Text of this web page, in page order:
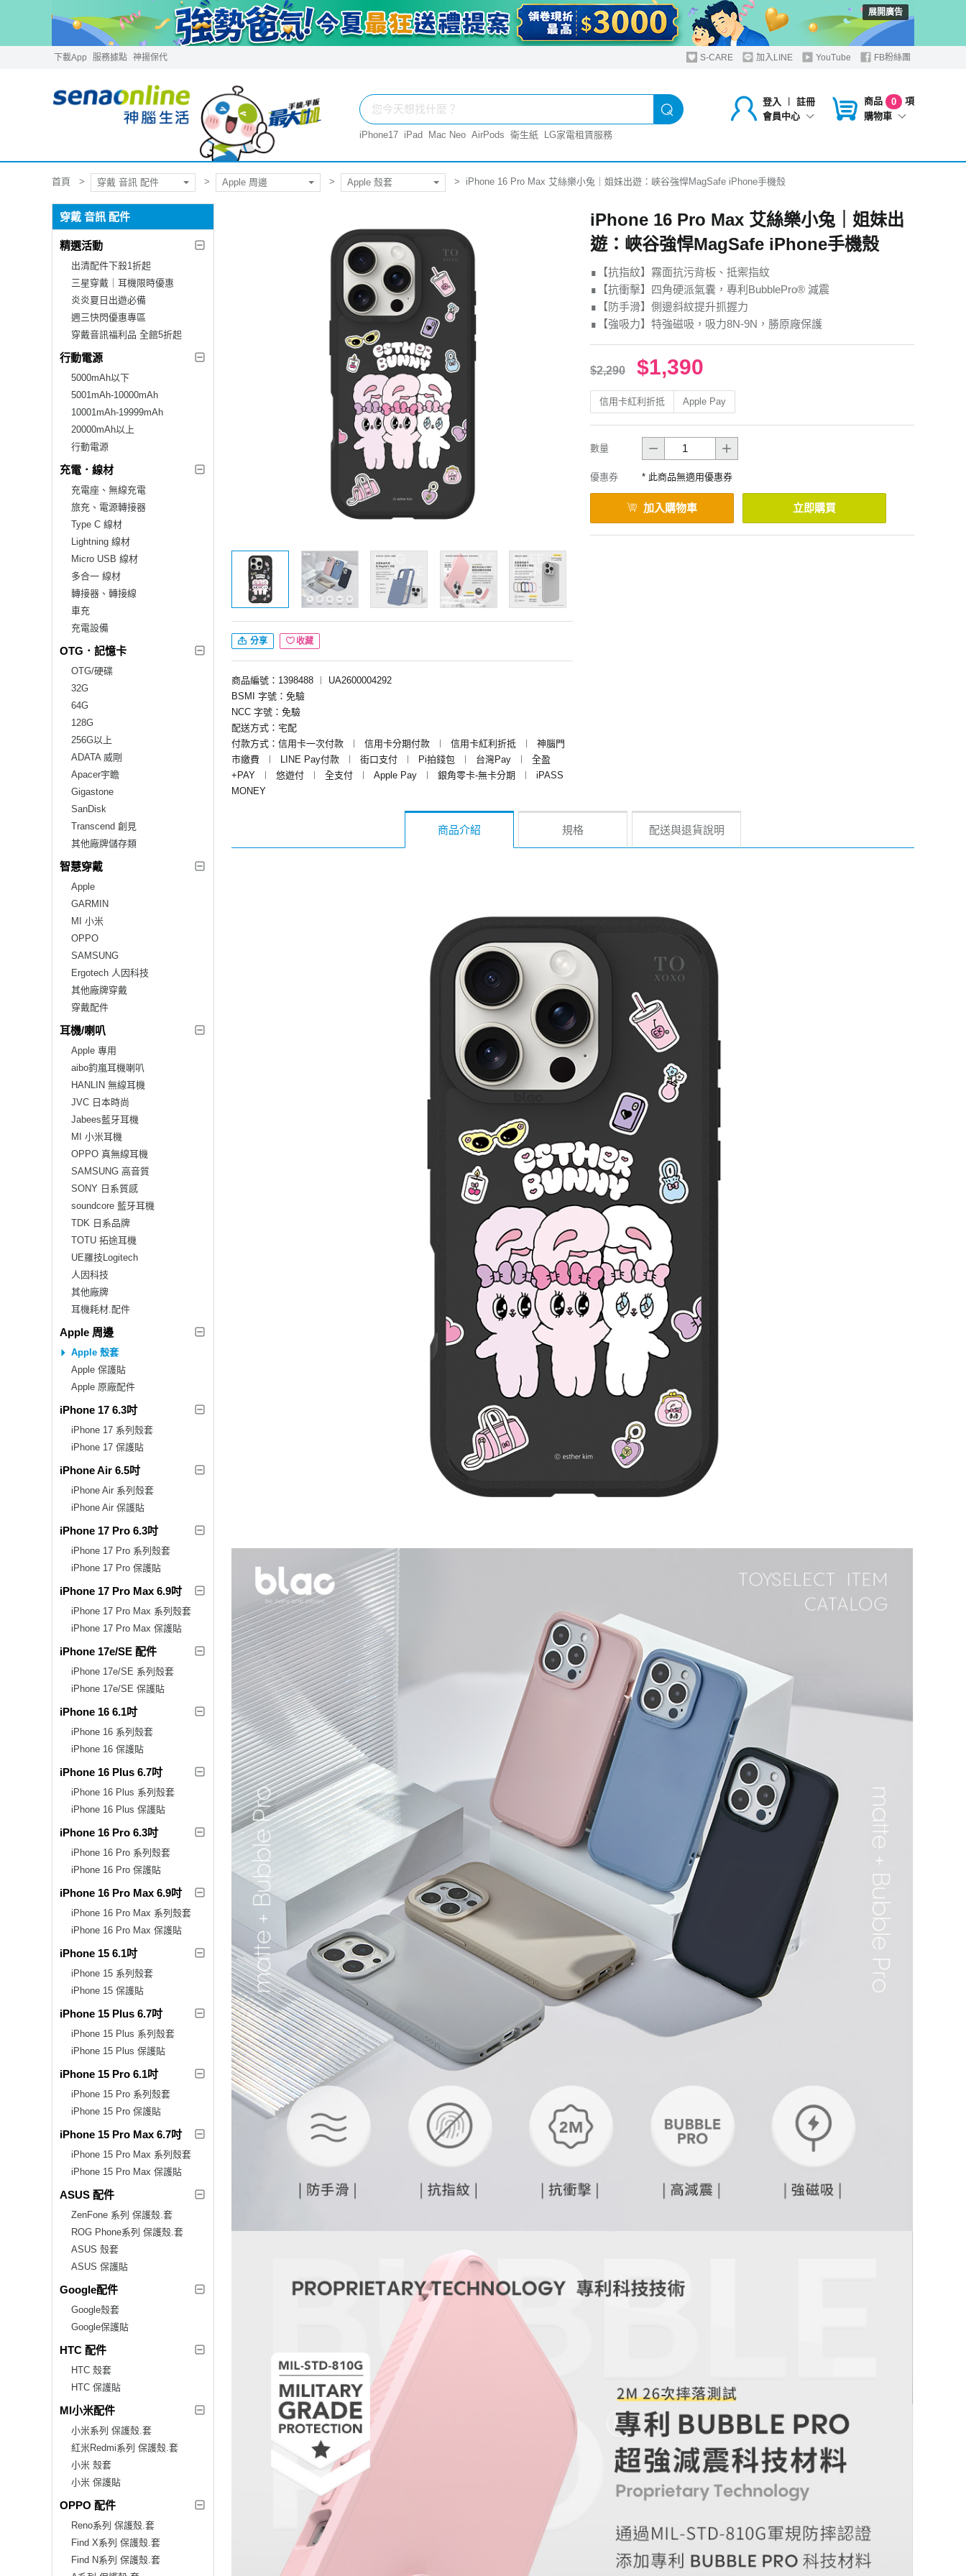
展開廣告
下載App 服務據點 神揚保代 S-CARE 加入LINE YouTube FB粉絲團
登入 ︱
註冊
會員中心
商品 0
項
購物車
iPhone17 iPad Mac Neo AirPods 衛生紙 LG家電租賃服務
首頁 穿戴 音訊 配件 Apple 周邊 Apple 殼套 iPhone 16 Pro Max 艾絲樂小兔｜姐妹出遊：峽谷強悍MagSafe iPhone手機殼
穿戴 音訊 配件
精選活動
出清配件下殺1折起
三星穿戴｜耳機限時優惠
炎炎夏日出遊必備
週三快閃優惠專區
穿戴音訊福利品 全館5折起
行動電源
5000mAh以下
5001mAh-10000mAh
10001mAh-19999mAh
20000mAh以上
行動電源
充電．線材
充電座、無線充電
旅充、電源轉接器
Type C 線材
Lightning 線材
Micro USB 線材
多合一 線材
轉接器、轉接線
車充
充電設備
OTG．記憶卡
OTG/硬碟
32G
64G
128G
256G以上
ADATA 威剛
Apacer宇瞻
Gigastone
SanDisk
Transcend 創見
其他廠牌儲存類
智慧穿戴
Apple
GARMIN
MI 小米
OPPO
SAMSUNG
Ergotech 人因科技
其他廠牌穿戴
穿戴配件
耳機/喇叭
Apple 專用
aibo鈞嵐耳機喇叭
HANLIN 無線耳機
JVC 日本時尚
Jabees藍牙耳機
MI 小米耳機
OPPO 真無線耳機
SAMSUNG 高音質
SONY 日系質感
soundcore 藍牙耳機
TDK 日系品牌
TOTU 拓途耳機
UE羅技Logitech
人因科技
其他廠牌
耳機耗材.配件
Apple 周邊
Apple 殼套
Apple 保護貼
Apple 原廠配件
iPhone 17 6.3吋
iPhone 17 系列殼套
iPhone 17 保護貼
iPhone Air 6.5吋
iPhone Air 系列殼套
iPhone Air 保護貼
iPhone 17 Pro 6.3吋
iPhone 17 Pro 系列殼套
iPhone 17 Pro 保護貼
iPhone 17 Pro Max 6.9吋
iPhone 17 Pro Max 系列殼套
iPhone 17 Pro Max 保護貼
iPhone 17e/SE 配件
iPhone 17e/SE 系列殼套
iPhone 17e/SE 保護貼
iPhone 16 6.1吋
iPhone 16 系列殼套
iPhone 16 保護貼
iPhone 16 Plus 6.7吋
iPhone 16 Plus 系列殼套
iPhone 16 Plus 保護貼
iPhone 16 Pro 6.3吋
iPhone 16 Pro 系列殼套
iPhone 16 Pro 保護貼
iPhone 16 Pro Max 6.9吋
iPhone 16 Pro Max 系列殼套
iPhone 16 Pro Max 保護貼
iPhone 15 6.1吋
iPhone 15 系列殼套
iPhone 15 保護貼
iPhone 15 Plus 6.7吋
iPhone 15 Plus 系列殼套
iPhone 15 Plus 保護貼
iPhone 15 Pro 6.1吋
iPhone 15 Pro 系列殼套
iPhone 15 Pro 保護貼
iPhone 15 Pro Max 6.7吋
iPhone 15 Pro Max 系列殼套
iPhone 15 Pro Max 保護貼
ASUS 配件
ZenFone 系列 保護殼.套
ROG Phone系列 保護殼.套
ASUS 殼套
ASUS 保護貼
Google配件
Google殼套
Google保護貼
HTC 配件
HTC 殼套
HTC 保護貼
MI小米配件
小米系列 保護殼.套
紅米Redmi系列 保護殼.套
小米 殼套
小米 保護貼
OPPO 配件
Reno系列 保護殼.套
Find X系列 保護殼.套
Find N系列 保護殼.套
分享 收藏
商品編號：1398488 ︱
UA2600004292
BSMI 字號：免驗
NCC 字號：免驗
配送方式：宅配
付款方式：信用卡一次付款
︱ 信用卡分期付款 ︱ 信用卡紅利折抵 ︱
神腦門
市繳費
︱ LINE Pay付款 ︱ 街口支付 ︱ Pi拍錢包 ︱ 台灣Pay ︱
全盈
+PAY
︱ 悠遊付 ︱ 全支付 ︱ Apple Pay ︱ 銀角零卡-無卡分期 ︱
iPASS
MONEY
iPhone 16 Pro Max 艾絲樂小兔｜姐妹出
遊：峽谷強悍MagSafe iPhone手機殼
∎【抗指紋】霧面抗污背板、抵禦指紋
∎【抗衝擊】四角硬派氣囊，專利BubblePro® 減震
∎【防手滑】側邊斜紋提升抓握力
∎【強吸力】特強磁吸，吸力8N-9N，勝原廠保護
$2,290 $1,390
信用卡紅利折抵 Apple Pay
數量
優惠券 * 此商品無適用優惠券
加入購物車 立即購買
商品介紹 規格 配送與退貨說明